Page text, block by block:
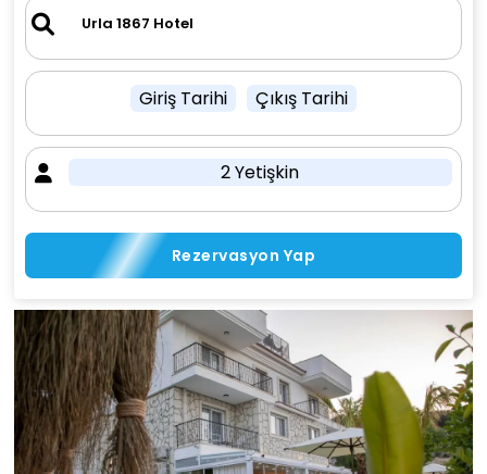
Giriş Tarihi Çıkış Tarihi
2 Yetişkin
Rezervasyon Yap